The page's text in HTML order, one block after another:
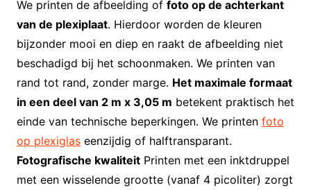
We printen de afbeelding of foto op de achterkant
van de plexiplaat. Hierdoor worden de kleuren
bijzonder mooi en diep en raakt de afbeelding niet
beschadigd bij het schoonmaken. We printen van
rand tot rand, zonder marge. Het maximale formaat
in een deel van 2 m x 3,05 m betekent praktisch het
einde van technische beperkingen. We printen foto
op plexiglaseenzijdig of halftransparant.
Fotografische kwaliteitPrinten met een inktdruppel
met een wisselende grootte (vanaf 4 picoliter) zorgt